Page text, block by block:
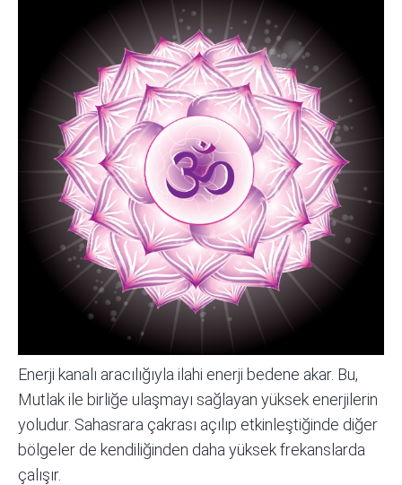
Enerji kanalı aracılığıyla ilahi enerji bedene akar. Bu,
Mutlak ile birliğe ulaşmayı sağlayan yüksek enerjilerin
yoludur. Sahasrara çakrası açılıp etkinleştiğinde diğer
bölgeler de kendiliğinden daha yüksek frekanslarda
çalışır.